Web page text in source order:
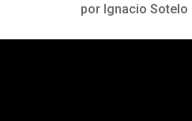
por Ignacio Sotelo